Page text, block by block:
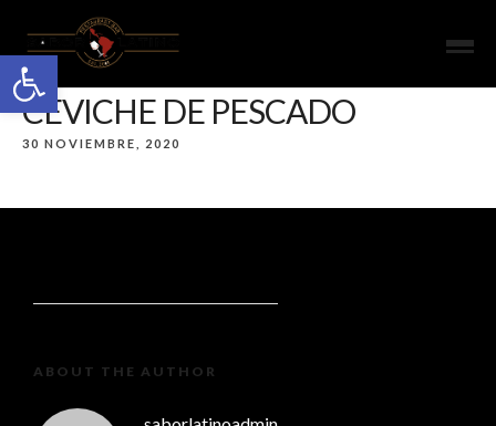
Open toolbar
CEVICHE DE PESCADO
30 NOVIEMBRE, 2020
ABOUT THE AUTHOR